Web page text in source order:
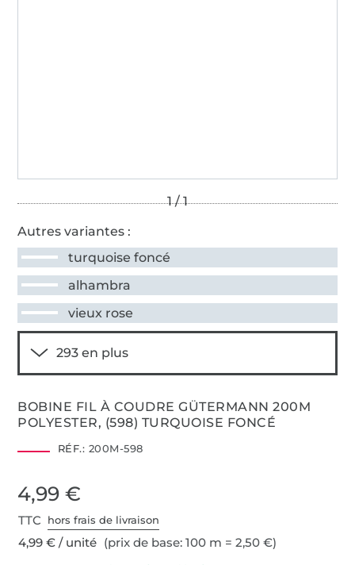
Autres variantes :
turquoise foncé
alhambra
vieux rose
BOBINE FIL À COUDRE GÜTERMANN 200M
POLYESTER, (598) TURQUOISE FONCÉ
RÉF.: 200M-598
4,99 €
TTC hors frais de livraison
4,99 € / unité (prix de base: 100 m = 2,50 €)